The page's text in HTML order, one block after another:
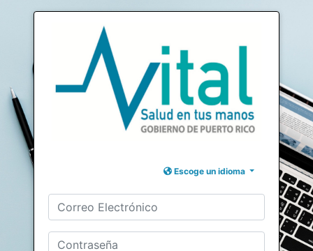
Escoge un idioma